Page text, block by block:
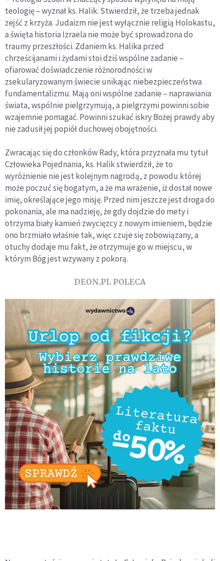
teologię – wyznał ks. Halik. Stwierdził, że trzeba jednak
zejść z krzyża. Judaizm nie jest wyłącznie religią Holokastu,
a święta historia Izraela nie może być sprowadzona do
traumy przeszłości. Zdaniem ks. Halika przed
chrześcijanami i żydami stoi dziś wspólne zadanie –
ofiarować doświadczenie różnorodności w
zsekularyzowanym świecie unikając niebezpieczeństwa
fundamentalizmu. Mają oni wspólne zadanie – naprawiania
świata, wspólnie pielgrzymują, a pielgrzymi powinni sobie
wzajemnie pomagać. Powinni szukać iskry Bożej prawdy aby
nie zadusił jej popiół duchowej obojętności.
Zwracając się do członków Rady, która przyznała mu tytuł
Człowieka Pojednania, ks. Halik stwierdził, że to
wyróżnienie nie jest kolejnym nagrodą, z powodu której
może poczuć się bogatym, a że ma wrażenie, iż dostał nowe
imię, określające jego misję. Przed nim jeszcze jest droga do
pokonania, ale ma nadzieję, że gdy dojdzie do mety i
otrzyma biały kamień zwycięzcy z nowym imieniem, będzie
ono brzmiało właśnie tak, więc czuje się zobowiązany, a
otuchy dodaje mu fakt, że otrzymuje go w miejscu, w
którym Bóg jest wzywany z pokorą.
DEON.PL POLECA